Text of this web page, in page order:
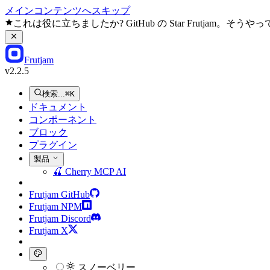
メインコンテンツへスキップ
これは役に立ちましたか? GitHub の Star Frutjam。そうや
Frutjam
v2.2.5
検索...⌘K
ドキュメント
コンポーネント
ブロック
プラグイン
製品
🍒 Cherry MCPAI
Frutjam GitHub
Frutjam NPM
Frutjam Discord
Frutjam X
スノーベリー